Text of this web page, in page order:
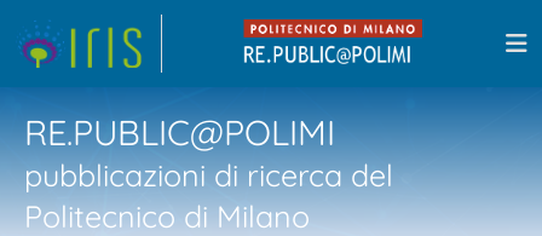
RE.PUBLIC@POLIMI
pubblicazioni di ricerca del
Politecnico di Milano